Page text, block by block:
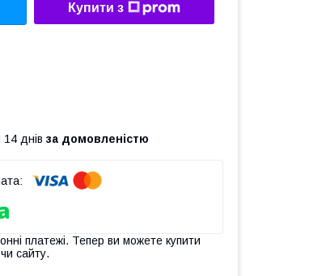
Купити з
днів за домовленістю
платежі. Тепер ви можете купити
сайту.